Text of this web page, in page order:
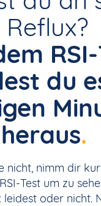
Reflux?
du
heraus.
nicht, nimm dir
Test um zu
leidest oder nicht.